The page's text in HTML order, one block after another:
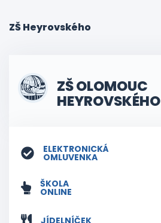
ZŠ Heyrovského
ZŠ OLOMOUC
HEYROVSKÉHO
ELEKTRONICKÁ
OMLUVENKA
ŠKOLA
ONLINE
JÍDELNÍČEK